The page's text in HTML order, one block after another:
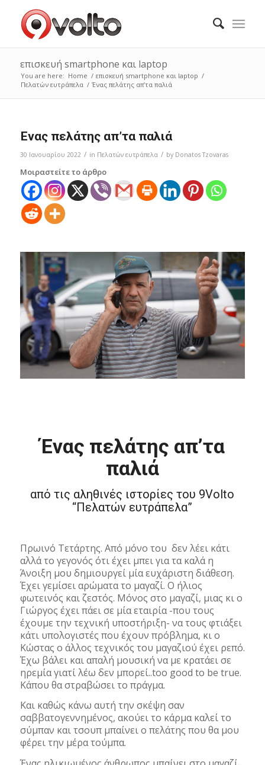
επισκευή smartphone και laptop
You are here: Home / επισκευή smartphone και laptop /
Πελατών ευτράπελα / Ένας πελάτης απ’τα παλιά
Ένας πελάτης απ’τα παλιά
30 Ιανουαρίου 2022 / in Πελατών ευτράπελα / by Donatos Tzovaras
Μοιραστείτε το άρθρο
Ένας πελάτης απ’τα
παλιά
από τις αληθινές ιστορίες του 9Volto
“Πελατών ευτράπελα”
Πρωινό Τετάρτης. Από μόνo του δεν λέει κάτι
αλλά το γεγονός ότι έχει μπει για τα καλά η
Άνοιξη μου δημιουργεί μία ευχάριστη διάθεση.
Έχει γεμίσει αρώματα το μαγαζί. Ο ήλιος
φωτεινός και ζεστός. Μόνος στο μαγαζί, μιας κι ο
Γιώργος έχει πάει σε μία εταιρία -που τους
έχουμε την τεχνική υποστήριξη- να τους φτιάξει
κάτι υπολογιστές που έχουν πρόβλημα, κι ο
Κώστας ο άλλος τεχνικός του μαγαζιού έχει ρεπό.
Έχω βάλει και απαλή μουσική να με κρατάει σε
ηρεμία γιατί λέω δεν μπορεί..too good to be true.
Κάπου θα στραβώσει το πράγμα.
Και καθώς κάνω αυτή την σκέψη σαν
σαββατογεννημένος, ακούει το κάρμα καλεί το
σύμπαν και τσουπ μπαίνει ο πελάτης που θα μου
φέρει την μέρα τούμπα.